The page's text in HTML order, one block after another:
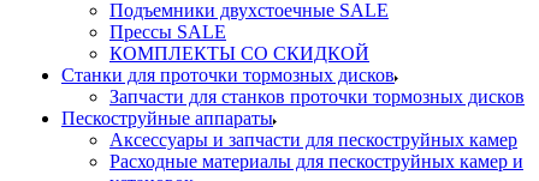
Подъемники двухстоечные SALE
Прессы SALE
КОМПЛЕКТЫ СО СКИДКОЙ
Станки для проточки тормозных дисков
Запчасти для станков проточки тормозных дисков
Пескоструйные аппараты
Аксессуары и запчасти для пескоструйных камер
Расходные материалы для пескоструйных камер и